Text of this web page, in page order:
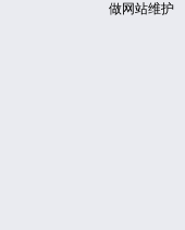
做网站维护